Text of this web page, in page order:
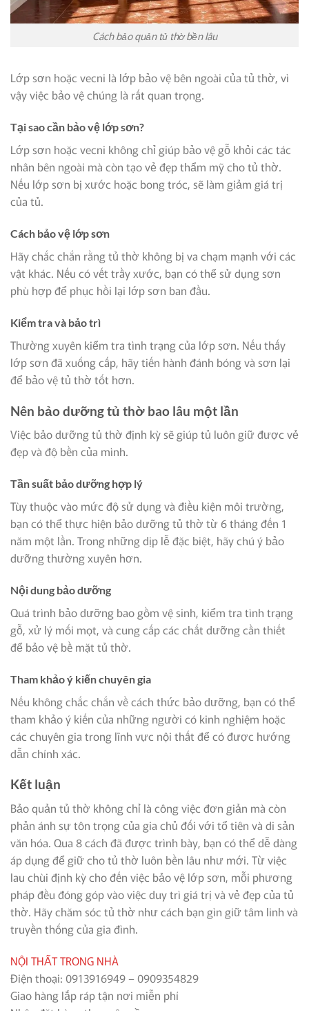
Cách bảo quản tủ thờ bền lâu
Lớp sơn hoặc vecni là lớp bảo vệ bên ngoài của tủ thờ, vì
vậy việc bảo vệ chúng là rất quan trọng.
Tại sao cần bảo vệ lớp sơn?
Lớp sơn hoặc vecni không chỉ giúp bảo vệ gỗ khỏi các tác
nhân bên ngoài mà còn tạo vẻ đẹp thẩm mỹ cho tủ thờ.
Nếu lớp sơn bị xước hoặc bong tróc, sẽ làm giảm giá trị
của tủ.
Cách bảo vệ lớp sơn
Hãy chắc chắn rằng tủ thờ không bị va chạm mạnh với các
vật khác. Nếu có vết trầy xước, bạn có thể sử dụng sơn
phù hợp để phục hồi lại lớp sơn ban đầu.
Kiểm tra và bảo trì
Thường xuyên kiểm tra tình trạng của lớp sơn. Nếu thấy
lớp sơn đã xuống cấp, hãy tiến hành đánh bóng và sơn lại
để bảo vệ tủ thờ tốt hơn.
Nên bảo dưỡng tủ thờ bao lâu một lần
Việc bảo dưỡng tủ thờ định kỳ sẽ giúp tủ luôn giữ được vẻ
đẹp và độ bền của mình.
Tần suất bảo dưỡng hợp lý
Tùy thuộc vào mức độ sử dụng và điều kiện môi trường,
bạn có thể thực hiện bảo dưỡng tủ thờ từ 6 tháng đến 1
năm một lần. Trong những dịp lễ đặc biệt, hãy chú ý bảo
dưỡng thường xuyên hơn.
Nội dung bảo dưỡng
Quá trình bảo dưỡng bao gồm vệ sinh, kiểm tra tình trạng
gỗ, xử lý mối mọt, và cung cấp các chất dưỡng cần thiết
để bảo vệ bề mặt tủ thờ.
Tham khảo ý kiến chuyên gia
Nếu không chắc chắn về cách thức bảo dưỡng, bạn có thể
tham khảo ý kiến của những người có kinh nghiệm hoặc
các chuyên gia trong lĩnh vực nội thất để có được hướng
dẫn chính xác.
Kết luận
Bảo quản tủ thờ không chỉ là công việc đơn giản mà còn
phản ánh sự tôn trọng của gia chủ đối với tổ tiên và di sản
văn hóa. Qua 8 cách đã được trình bày, bạn có thể dễ dàng
áp dụng để giữ cho tủ thờ luôn bền lâu như mới. Từ việc
lau chùi định kỳ cho đến việc bảo vệ lớp sơn, mỗi phương
pháp đều đóng góp vào việc duy trì giá trị và vẻ đẹp của tủ
thờ. Hãy chăm sóc tủ thờ như cách bạn gìn giữ tâm linh và
truyền thống của gia đình.
NỘI THẤT TRONG NHÀ
Điện thoại: 0913916949 – 0909354829
Giao hàng lắp ráp tận nơi miễn phí